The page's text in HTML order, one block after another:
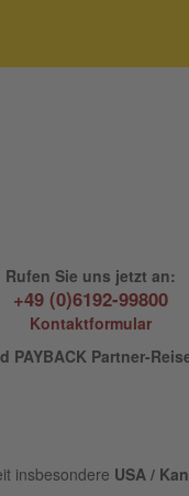
Rufen Sie uns jetzt an:
+49 (0)6192-99800
Kontaktformular
PAYBACK Partner-
insbesondere USA /